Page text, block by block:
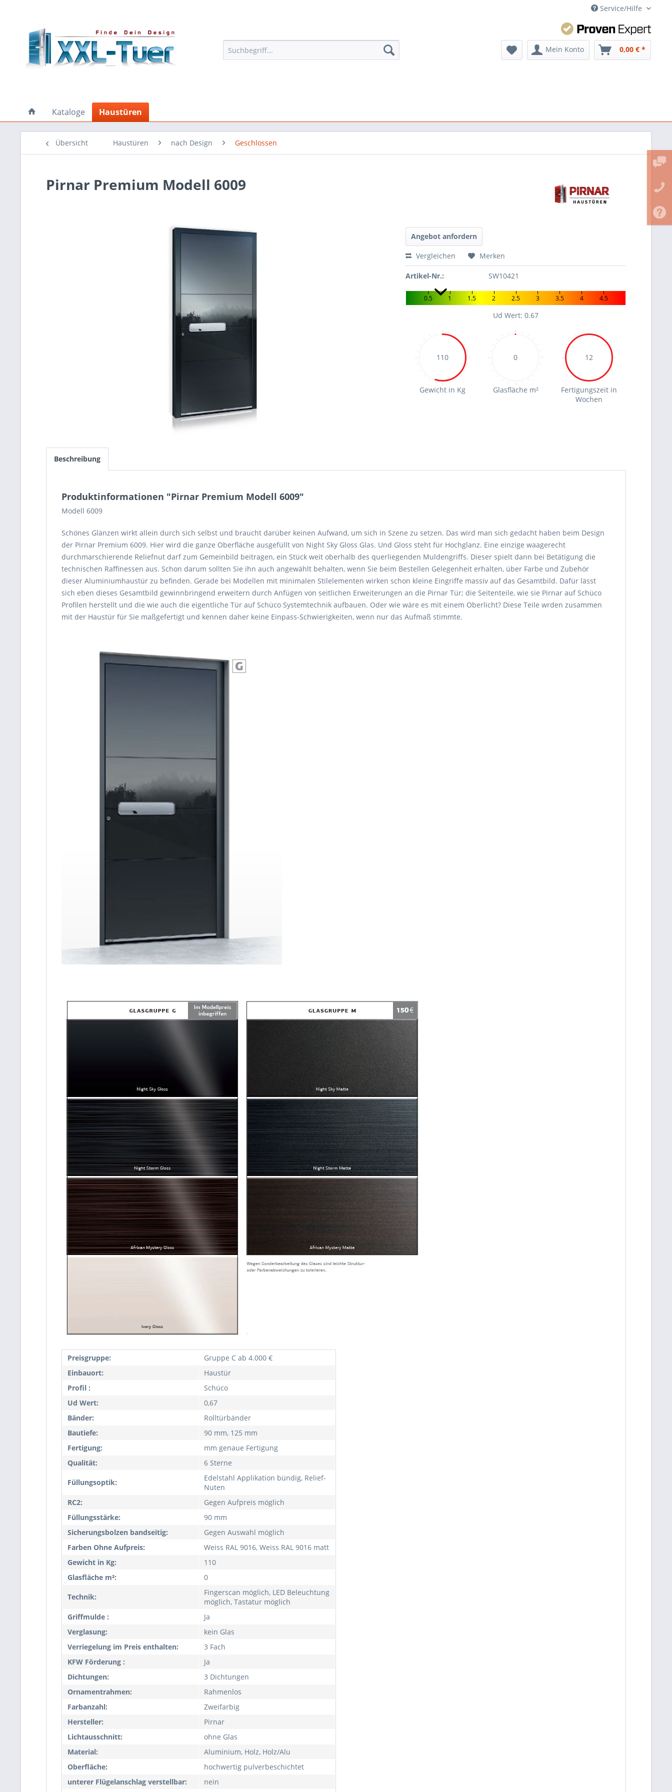
Service/Hilfe
Mein Konto 0,00 € *
Kataloge Haustüren
Übersicht Haustüren nach Design Geschlossen
Pirnar Premium Modell 6009
Angebot anfordern
Vergleichen Merken
Artikel-Nr.: SW10421
0.5 1 1.5 2 2.5 3 3.5 4 4.5
Ud Wert: 0.67
110
Gewicht in Kg
0
Glasfläche m²
12
Fertigungszeit in
Wochen
Beschreibung
Produktinformationen "Pirnar Premium Modell 6009"
Modell 6009
Schönes Glänzen wirkt allein durch sich selbst und braucht darüber keinen Aufwand, um sich in Szene zu setzen. Das wird man sich gedacht haben beim Design
der Pirnar Premium 6009. Hier wird die ganze Oberfläche ausgefüllt von Night Sky Gloss Glas. Und Gloss steht für Hochglanz. Eine einzige waagerecht
durchmarschierende Reliefnut darf zum Gemeinbild beitragen, ein Stück weit oberhalb des querliegenden Muldengriffs. Dieser spielt dann bei Betätigung die
technischen Raffinessen aus. Schon darum sollten Sie ihn auch angewählt behalten, wenn Sie beim Bestellen Gelegenheit erhalten, über Farbe und Zubehör
dieser Aluminiumhaustür zu befinden. Gerade bei Modellen mit minimalen Stilelementen wirken schon kleine Eingriffe massiv auf das Gesamtbild. Dafür lässt
sich eben dieses Gesamtbild gewinnbringend erweitern durch Anfügen von seitlichen Erweiterungen an die Pirnar Tür; die Seitenteile, wie sie Pirnar auf Schüco
Profilen herstellt und die wie auch die eigentliche Tür auf Schüco Systemtechnik aufbauen. Oder wie wäre es mit einem Oberlicht? Diese Teile wrden zusammen
mit der Haustür für Sie maßgefertigt und kennen daher keine Einpass-Schwierigkeiten, wenn nur das Aufmaß stimmte.
Preisgruppe:
Gruppe C ab 4.000 €
Einbauort:
Haustür
Profil :
Schüco
Ud Wert:
0,67
Bänder:
Rolltürbänder
Bautiefe:
90 mm, 125 mm
Fertigung:
mm genaue Fertigung
Qualität:
6 Sterne
Füllungsoptik:
Edelstahl Applikation bündig, Relief-
Nuten
RC2:
Gegen Aufpreis möglich
Füllungsstärke:
90 mm
Sicherungsbolzen bandseitig:
Gegen Auswahl möglich
Farben Ohne Aufpreis:
Weiss RAL 9016, Weiss RAL 9016 matt
Gewicht in Kg:
110
Glasfläche m²:
0
Technik:
Fingerscan möglich, LED Beleuchtung
möglich, Tastatur möglich
Griffmulde :
Ja
Verglasung:
kein Glas
Verriegelung im Preis enthalten:
3 Fach
KFW Förderung :
Ja
Dichtungen:
3 Dichtungen
Ornamentrahmen:
Rahmenlos
Farbanzahl:
Zweifarbig
Hersteller:
Pirnar
Lichtausschnitt:
ohne Glas
Material:
Aluminium, Holz, Holz/Alu
Oberfläche:
hochwertig pulverbeschichtet
unterer Flügelanschlag verstellbar:
nein